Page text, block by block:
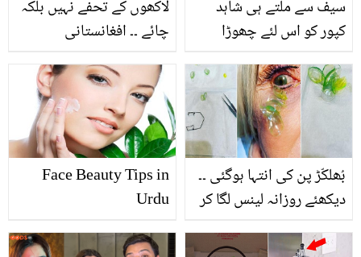
لاکھوں کے تحفے نہیں بلکہ
چائے ۔۔ افغانستانی
کے بعد پاکستانی کھلاڑیوں
کو یہ چیز تحفے میں کیوں
دے دی؟ انوکھے تحفے پر
سب حیران
سیف سے ملتے ہی شاہد
کپور کو اس لئے چھوڑا
کو ادھورا چھوڑنے پر پہلی
بار کرینہ کپور کا انکشاف
Face Beauty Tips in
Urdu
بُھلکّڑ پن کی انتہا ہوگئی ۔۔
دیکھئے روزانہ لینس لگا کر
آنکھوں سے کتنے لینس نکلے